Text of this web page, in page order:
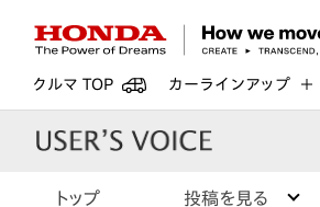
クルマ TOP カーラインアップ
トップ 投稿を見る